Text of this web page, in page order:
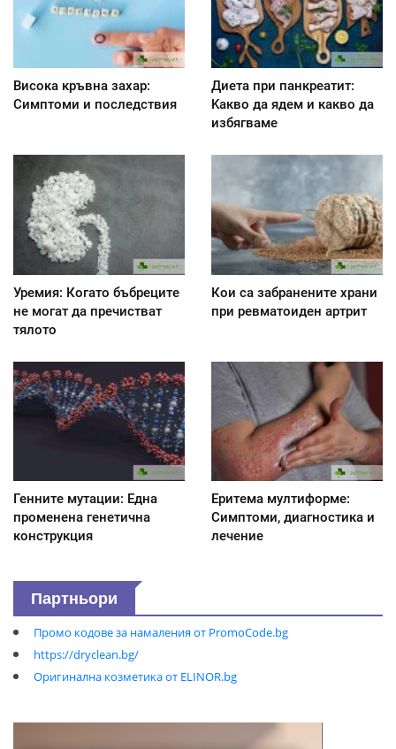
Висока кръвна захар:
Симптоми и последствия
Диета при панкреатит:
Kакво да ядем и какво да
избягваме
Уремия: Когато бъбреците
не могат да пречистват
тялото
Кои са забранените храни
при ревматоиден артрит
Генните мутации: Една
променена генетична
конструкция
Еритема мултиформе:
Симптоми, диагностика и
лечение
Партньори
Промо кодове за намаления от PromoCode.bg
https://dryclean.bg/
Оригинална козметика от ELINOR.bg